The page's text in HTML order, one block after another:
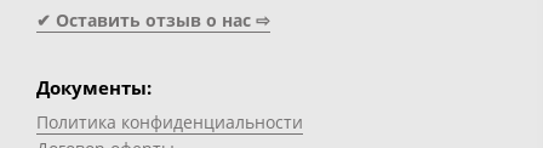
✔ Оставить отзыв о нас ⇨
Документы:
Политика конфиденциальности